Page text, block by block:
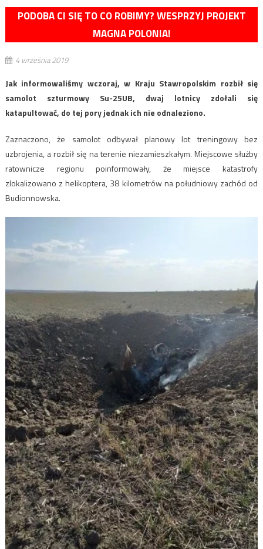
PODOBA CI SIĘ TO CO ROBIMY? WESPRZYJ PROJEKT
MAGNA POLONIA!
4 września 2019
Jak informowaliśmy wczoraj, w Kraju Stawropolskim rozbił się
samolot szturmowy Su-25UB, dwaj lotnicy zdołali się
katapultować, do tej pory jednak ich nie odnaleziono.
Zaznaczono, że samolot odbywał planowy lot treningowy bez
uzbrojenia, a rozbił się na terenie niezamieszkałym. Miejscowe służby
ratownicze regionu poinformowały, że miejsce katastrofy
zlokalizowano z helikoptera, 38 kilometrów na południowy zachód od
Budionnowska.